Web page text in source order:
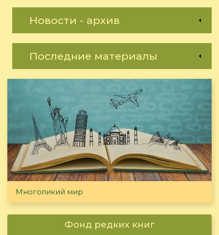
Новости - архив
Последние материалы
Многоликий мир
Фонд редких книг